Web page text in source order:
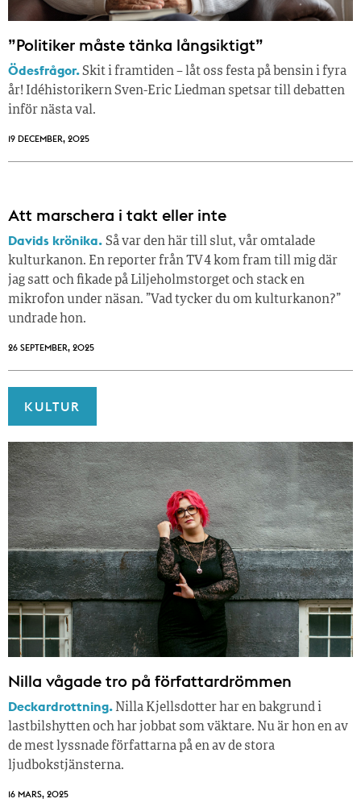
”Politiker måste tänka långsiktigt”
Ödesfrågor.Skit i framtiden – låt oss festa på bensin i fyra
år! Idéhistorikern Sven-Eric Liedman spetsar till debatten
inför nästa val.
19 DECEMBER, 2025
Att marschera i takt eller inte
Davids krönika. Så var den här till slut, vår omtalade
kulturkanon. En reporter från TV 4 kom fram till mig där
jag satt och fikade på Liljeholmstorget och stack en
mikrofon under näsan. ”Vad tycker du om kulturkanon?”
undrade hon.
26 SEPTEMBER, 2025
KULTUR
Nilla vågade tro på författardrömmen
Deckardrottning. Nilla Kjellsdotter har en bakgrund i
lastbilshytten och har jobbat som väktare. Nu är hon en av
de mest lyssnade författarna på en av de stora
ljudbokstjänsterna.
16 MARS, 2025